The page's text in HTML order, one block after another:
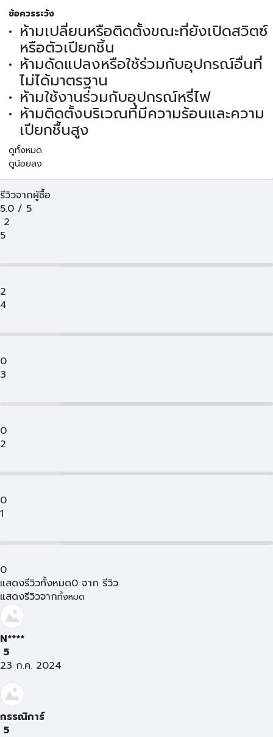
ข้อควรระวัง
ห้ามเปลี่ยนหรือติดตั้งขณะที่ยังเปิดสวิตซ์
หรือตัวเปียกชิ้น
ห้ามดัดแปลงหรือใช้ร่วมกับอุปกรณ์อื่นที่
ไม่ได้มาตรฐาน
ห้ามใช้งานร่วมกับอุปกรณ์หรี่ไฟ
ห้ามติดตั้งบริเวณที่มีความร้อนและความ
เปียกชื้นสูง
ดูทั้งหมด
ดูน้อยลง
รีวิวจากผู้ซื้อ
5.0 / 5
2
5
2
4
0
3
0
2
0
1
0
แสดงรีวิวทั้งหมด0 จาก รีวิว
แสดงรีวิวจากทั้งหมด
N****
5
23 ก.ค. 2024
กรรณิการ์
5